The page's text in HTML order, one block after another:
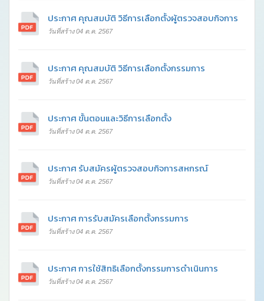
ประกาศ คุณสมบัติ วิธีการเลือกตั้งผู้ตรวจสอบกิจการ
วันที่สร้าง 04 ต.ค. 2567
ประกาศ คุณสมบัติ วิธีการเลือกตั้งกรรมการ
วันที่สร้าง 04 ต.ค. 2567
ประกาศ ขั้นตอนและวิธีการเลือกตั้ง
วันที่สร้าง 04 ต.ค. 2567
ประกาศ รับสมัครผู้ตรวจสอบกิจการสหกรณ์
วันที่สร้าง 04 ต.ค. 2567
ประกาศ การรับสมัครเลือกตั้งกรรมการ
วันที่สร้าง 04 ต.ค. 2567
ประกาศ การใช้สิทธิเลือกตั้งกรรมการดำเนินการ
วันที่สร้าง 04 ต.ค. 2567